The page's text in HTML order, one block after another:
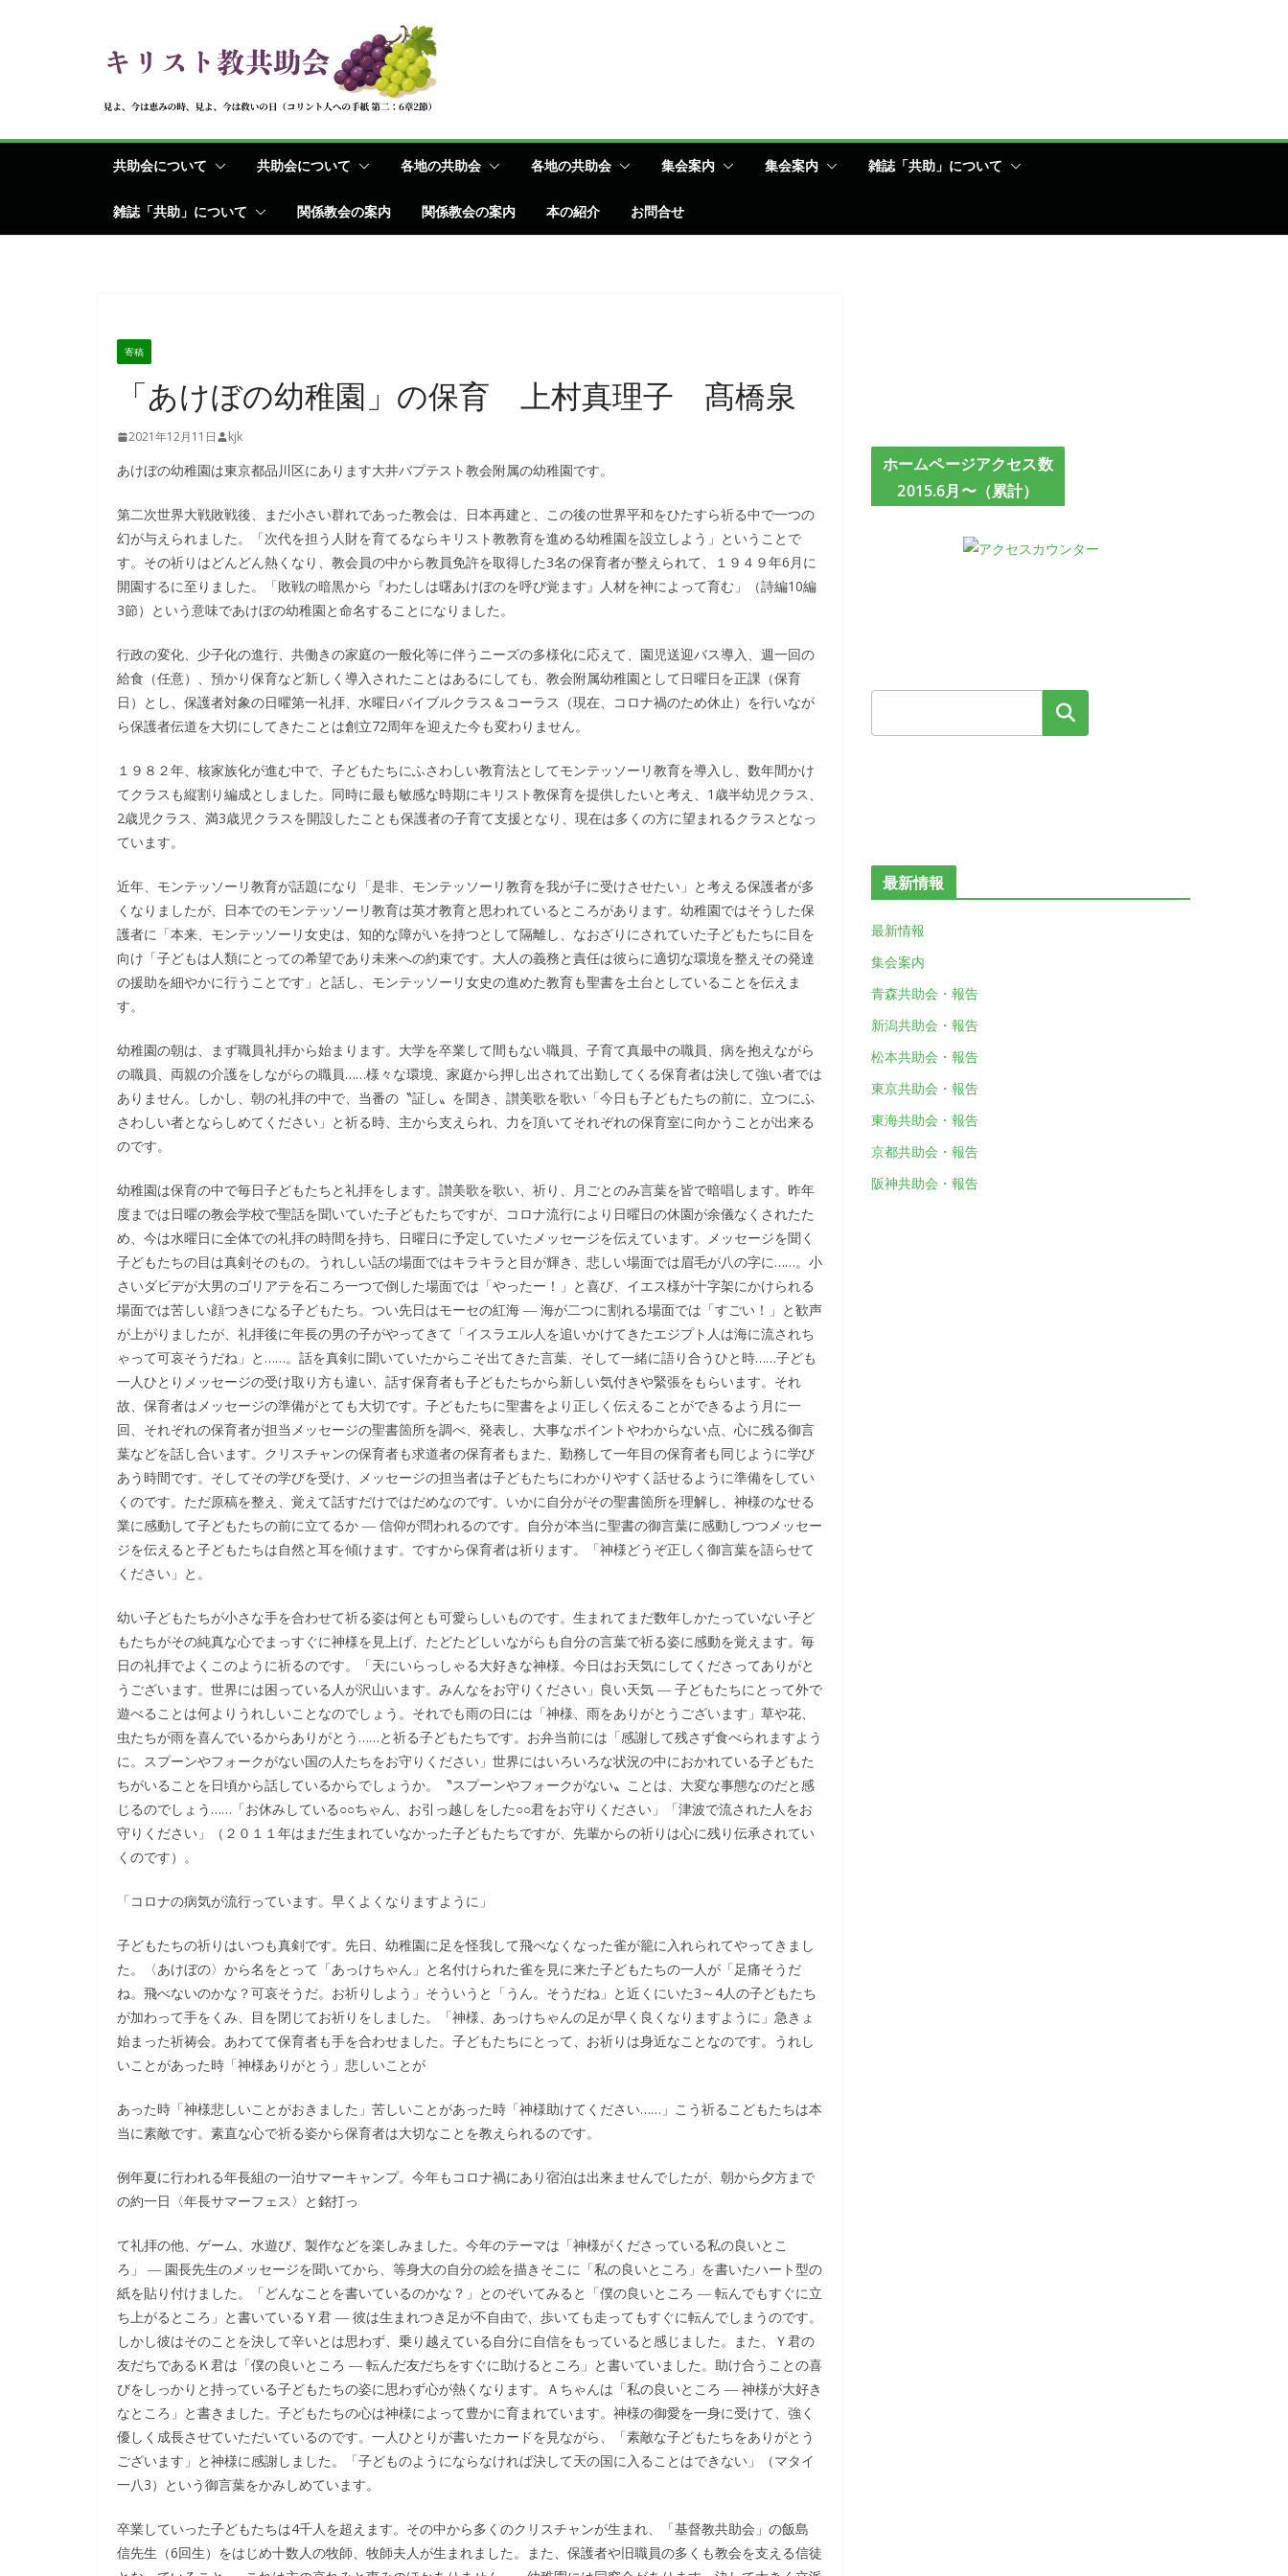
へ
共助会について 共助会について 各地の共助会 各地の共助会 集会案内 集会案内 雑誌「共助」について
雑誌「共助」について 関係教会の案内 関係教会の案内 本の紹介 お問合せ
寄稿
「あけぼの幼稚園」の保育 上村真理子 髙橋泉
2021年12月11日 kjk
あけぼの幼稚園は東京都品川区にあります大井バプテスト教会附属の幼稚園です。
第二次世界大戦敗戦後、まだ小さい群れであった教会は、日本再建と、この後の世界平和をひたすら祈る中で一つの
幻が与えられました。「次代を担う人財を育てるならキリスト教教育を進める幼稚園を設立しよう」ということで
す。その祈りはどんどん熱くなり、教会員の中から教員免許を取得した3名の保育者が整えられて、１９４９年6月に
開園するに至りました。「敗戦の暗黒から『わたしは曙あけぼのを呼び覚ます』人材を神によって育む」（詩編10編
3節）という意味であけぼの幼稚園と命名することになりました。
行政の変化、少子化の進行、共働きの家庭の一般化等に伴うニーズの多様化に応えて、園児送迎バス導入、週一回の
給食（任意）、預かり保育など新しく導入されたことはあるにしても、教会附属幼稚園として日曜日を正課（保育
日）とし、保護者対象の日曜第一礼拝、水曜日バイブルクラス＆コーラス（現在、コロナ禍のため休止）を行いなが
ら保護者伝道を大切にしてきたことは創立72周年を迎えた今も変わりません。
１９８２年、核家族化が進む中で、子どもたちにふさわしい教育法としてモンテッソーリ教育を導入し、数年間かけ
てクラスも縦割り編成としました。同時に最も敏感な時期にキリスト教保育を提供したいと考え、1歳半幼児クラス、
2歳児クラス、満3歳児クラスを開設したことも保護者の子育て支援となり、現在は多くの方に望まれるクラスとなっ
ています。
近年、モンテッソーリ教育が話題になり「是非、モンテッソーリ教育を我が子に受けさせたい」と考える保護者が多
くなりましたが、日本でのモンテッソーリ教育は英才教育と思われているところがあります。幼稚園ではそうした保
護者に「本来、モンテッソーリ女史は、知的な障がいを持つとして隔離し、なおざりにされていた子どもたちに目を
向け「子どもは人類にとっての希望であり未来への約束です。大人の義務と責任は彼らに適切な環境を整えその発達
の援助を細やかに行うことです」と話し、モンテッソーリ女史の進めた教育も聖書を土台としていることを伝えま
す。
幼稚園の朝は、まず職員礼拝から始まります。大学を卒業して間もない職員、子育て真最中の職員、病を抱えながら
の職員、両親の介護をしながらの職員……様々な環境、家庭から押し出されて出勤してくる保育者は決して強い者では
ありません。しかし、朝の礼拝の中で、当番の〝証し〟を聞き、讃美歌を歌い「今日も子どもたちの前に、立つにふ
さわしい者とならしめてください」と祈る時、主から支えられ、力を頂いてそれぞれの保育室に向かうことが出来る
のです。
幼稚園は保育の中で毎日子どもたちと礼拝をします。讃美歌を歌い、祈り、月ごとのみ言葉を皆で暗唱します。昨年
度までは日曜の教会学校で聖話を聞いていた子どもたちですが、コロナ流行により日曜日の休園が余儀なくされたた
め、今は水曜日に全体での礼拝の時間を持ち、日曜日に予定していたメッセージを伝えています。メッセージを聞く
子どもたちの目は真剣そのもの。うれしい話の場面ではキラキラと目が輝き、悲しい場面では眉毛が八の字に……。小
さいダビデが大男のゴリアテを石ころ一つで倒した場面では「やったー！」と喜び、イエス様が十字架にかけられる
場面では苦しい顔つきになる子どもたち。つい先日はモーセの紅海 ― 海が二つに割れる場面では「すごい！」と歓声
が上がりましたが、礼拝後に年長の男の子がやってきて「イスラエル人を追いかけてきたエジプト人は海に流されち
ゃって可哀そうだね」と……。話を真剣に聞いていたからこそ出てきた言葉、そして一緒に語り合うひと時……子ども
一人ひとりメッセージの受け取り方も違い、話す保育者も子どもたちから新しい気付きや緊張をもらいます。それ
故、保育者はメッセージの準備がとても大切です。子どもたちに聖書をより正しく伝えることができるよう月に一
回、それぞれの保育者が担当メッセージの聖書箇所を調べ、発表し、大事なポイントやわからない点、心に残る御言
葉などを話し合います。クリスチャンの保育者も求道者の保育者もまた、勤務して一年目の保育者も同じように学び
あう時間です。そしてその学びを受け、メッセージの担当者は子どもたちにわかりやすく話せるように準備をしてい
くのです。ただ原稿を整え、覚えて話すだけではだめなのです。いかに自分がその聖書箇所を理解し、神様のなせる
業に感動して子どもたちの前に立てるか ― 信仰が問われるのです。自分が本当に聖書の御言葉に感動しつつメッセー
ジを伝えると子どもたちは自然と耳を傾けます。ですから保育者は祈ります。「神様どうぞ正しく御言葉を語らせて
ください」と。
幼い子どもたちが小さな手を合わせて祈る姿は何とも可愛らしいものです。生まれてまだ数年しかたっていない子ど
もたちがその純真な心でまっすぐに神様を見上げ、たどたどしいながらも自分の言葉で祈る姿に感動を覚えます。毎
日の礼拝でよくこのように祈るのです。「天にいらっしゃる大好きな神様。今日はお天気にしてくださってありがと
うございます。世界には困っている人が沢山います。みんなをお守りください」良い天気 ― 子どもたちにとって外で
遊べることは何よりうれしいことなのでしょう。それでも雨の日には「神様、雨をありがとうございます」草や花、
虫たちが雨を喜んでいるからありがとう……と祈る子どもたちです。お弁当前には「感謝して残さず食べられますよう
に。スプーンやフォークがない国の人たちをお守りください」世界にはいろいろな状況の中におかれている子どもた
ちがいることを日頃から話しているからでしょうか。〝スプーンやフォークがない〟ことは、大変な事態なのだと感
じるのでしょう……「お休みしている○○ちゃん、お引っ越しをした○○君をお守りください」「津波で流された人をお
守りください」（２０１１年はまだ生まれていなかった子どもたちですが、先輩からの祈りは心に残り伝承されてい
くのです）。
「コロナの病気が流行っています。早くよくなりますように」
子どもたちの祈りはいつも真剣です。先日、幼稚園に足を怪我して飛べなくなった雀が籠に入れられてやってきまし
た。〈あけぼの〉から名をとって「あっけちゃん」と名付けられた雀を見に来た子どもたちの一人が「足痛そうだ
ね。飛べないのかな？可哀そうだ。お祈りしよう」そういうと「うん。そうだね」と近くにいた3～4人の子どもたち
が加わって手をくみ、目を閉じてお祈りをしました。「神様、あっけちゃんの足が早く良くなりますように」急きょ
始まった祈祷会。あわてて保育者も手を合わせました。子どもたちにとって、お祈りは身近なことなのです。うれし
いことがあった時「神様ありがとう」悲しいことが
あった時「神様悲しいことがおきました」苦しいことがあった時「神様助けてください……」こう祈るこどもたちは本
当に素敵です。素直な心で祈る姿から保育者は大切なことを教えられるのです。
例年夏に行われる年長組の一泊サマーキャンプ。今年もコロナ禍にあり宿泊は出来ませんでしたが、朝から夕方まで
の約一日〈年長サマーフェス〉と銘打っ
て礼拝の他、ゲーム、水遊び、製作などを楽しみました。今年のテーマは「神様がくださっている私の良いとこ
ろ」 ― 園長先生のメッセージを聞いてから、等身大の自分の絵を描きそこに「私の良いところ」を書いたハート型の
紙を貼り付けました。「どんなことを書いているのかな？」とのぞいてみると「僕の良いところ ― 転んでもすぐに立
ち上がるところ」と書いているＹ君 ― 彼は生まれつき足が不自由で、歩いても走ってもすぐに転んでしまうのです。
しかし彼はそのことを決して辛いとは思わず、乗り越えている自分に自信をもっていると感じました。また、Ｙ君の
友だちであるＫ君は「僕の良いところ ― 転んだ友だちをすぐに助けるところ」と書いていました。助け合うことの喜
びをしっかりと持っている子どもたちの姿に思わず心が熱くなります。Ａちゃんは「私の良いところ ― 神様が大好き
なところ」と書きました。子どもたちの心は神様によって豊かに育まれています。神様の御愛を一身に受けて、強く
優しく成長させていただいているのです。一人ひとりが書いたカードを見ながら、「素敵な子どもたちをありがとう
ございます」と神様に感謝しました。「子どものようにならなければ決して天の国に入ることはできない」（マタイ
一八3）という御言葉をかみしめています。
卒業していった子どもたちは4千人を超えます。その中から多くのクリスチャンが生まれ、「基督教共助会」の飯島
信先生（6回生）をはじめ十数人の牧師、牧師夫人が生まれました。また、保護者や旧職員の多くも教会を支える信徒
ホームページアクセス数
2015.6月〜（累計）
検索
最新情報
最新情報
集会案内
青森共助会・報告
新潟共助会・報告
松本共助会・報告
東京共助会・報告
東海共助会・報告
京都共助会・報告
阪神共助会・報告